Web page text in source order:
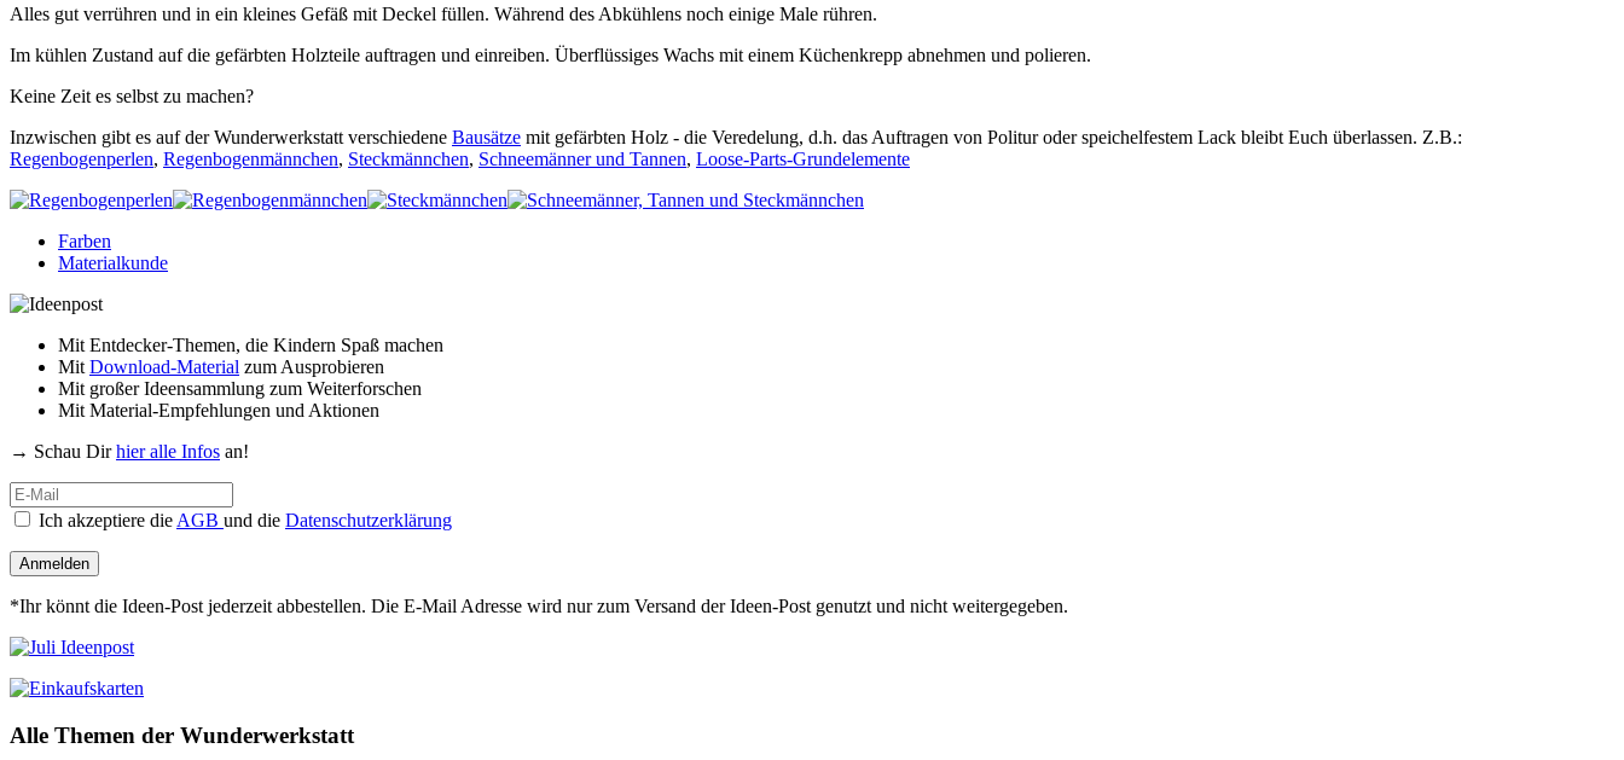
Alles gut verrühren und in ein kleines Gefäß mit Deckel füllen. Während des Abkühlens noch einige Male rühren.
Im kühlen Zustand auf die gefärbten Holzteile auftragen und einreiben. Überflüssiges Wachs mit einem Küchenkrepp abnehmen und polieren.
Keine Zeit es selbst zu machen?
Inzwischen gibt es auf der Wunderwerkstatt verschiedene Bausätze mit gefärbten Holz - die Veredelung, d.h. das Auftragen von Politur oder speichelfestem Lack bleibt Euch überlassen. Z.B.:
Regenbogenperlen, Regenbogenmännchen, Steckmännchen, Schneemänner und Tannen, Loose-Parts-Grundelemente
Farben
Materialkunde
Mit Entdecker-Themen, die Kindern Spaß machen
MitDownload-Material zum Ausprobieren
Mit großer Ideensammlung zum Weiterforschen
Mit Material-Empfehlungen und Aktionen
→ Schau Dirhier alle Infos an!
Ich akzeptiere dieAGB und die Datenschutzerklärung
Anmelden
*Ihr könnt die Ideen-Post jederzeit abbestellen. Die E-Mail Adresse wird nur zum Versand der Ideen-Post genutzt und nicht weitergegeben.
Alle Themen der Wunderwerkstatt